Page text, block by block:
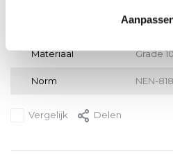
mm
Materiaal Grade
Norm NEN-818
Vergelijk Delen